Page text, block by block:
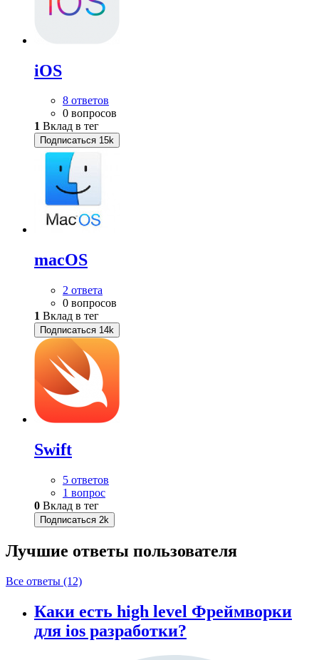
iOS
8 ответов
0 вопросов
1 Вклад в тег
Подписаться 15k
macOS
2 ответа
0 вопросов
1 Вклад в тег
Подписаться 14k
Swift
5 ответов
1 вопрос
0 Вклад в тег
Подписаться 2k
Лучшие ответы пользователя
Все ответы (12)
Каки есть high level Фреймворки
для ios разработки?